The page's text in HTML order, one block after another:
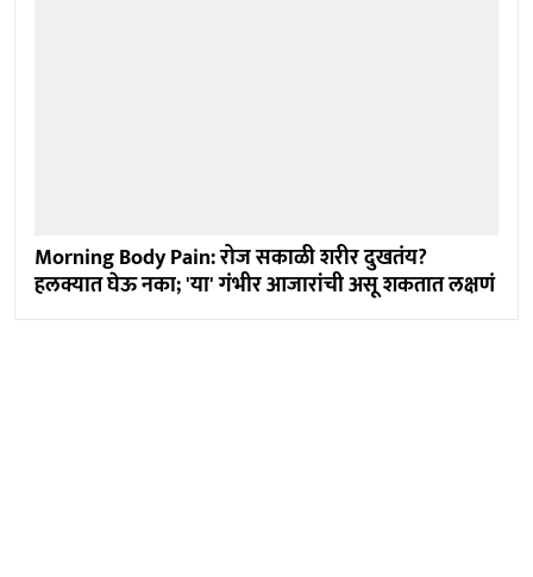
Morning Body Pain: रोज सकाळी शरीर दुखतंय?
हलक्यात घेऊ नका; 'या' गंभीर आजारांची असू शकतात लक्षणं